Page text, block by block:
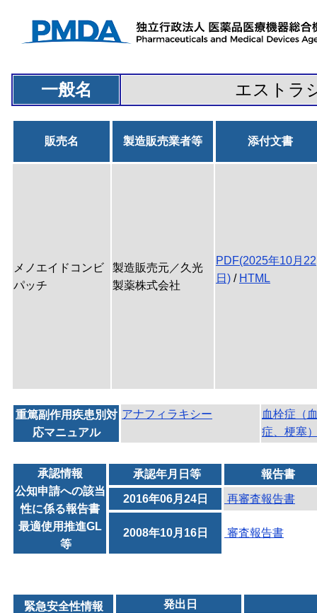
一般名 エストラ
販売名 製造販売業者等 添付文書
メノエイドコンビ
パッチ
製造販売元／久光
製薬株式会社
PDF(2025年10月22
日) / HTML
重篤副作用疾患別対
応マニュアル
アナフィラキシー
血栓症（
症、梗塞
承認情報
公知申請への該当
性に係る報告書
最適使用推進GL
等
承認年月日等 報告書
2016年06月24日 再審査報告書
2008年10月16日 審査報告書
緊急安全性情報
発出日